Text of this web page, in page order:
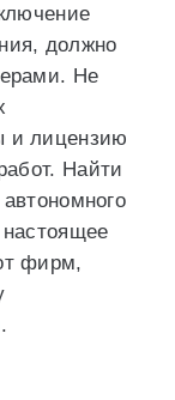
должно
Не
и лицензию
Найти
фирм,